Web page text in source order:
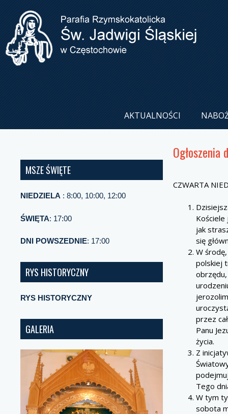
AKTUALNOŚCI
MSZE ŚWIĘTE
NIEDZIELA : 8:00, 10:00, 12:00
ŚWIĘTA: 17:00
DNI POWSZEDNIE: 17:00
RYS HISTORYCZNY
RYS HISTORYCZNY
GALERIA
CZWARTA
jak
się
W
polskiej
przez
Panu
życia.
Z
Tego
W tym
sobota